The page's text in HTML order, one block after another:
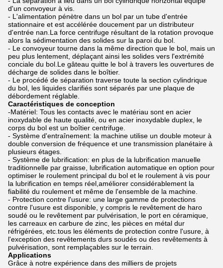
d'un convoyeur à vis.
- L'alimentation pénètre dans un bol par un tube d'entrée
stationnaire et est accélérée doucement par un distributeur
d'entrée nan.La force centrifuge résultant de la rotation provoque
alors la sédimentation des solides sur la paroi du bol.
- Le convoyeur tourne dans la même direction que le bol, mais un
peu plus lentement, déplaçant ainsi les solides vers l'extrémité
conciale du bol.Le gâteau quitte le bol à travers les ouvertures de
décharge de solides dans le boîtier.
- Le procédé de séparation traverse toute la section cylindrique
du bol, les liquides clarifiés sont séparés par une plaque de
débordement réglable.
Caractéristiques de conception
-Matériel: Tous les contacts avec le matériau sont en acier
inoxydable de haute qualité, ou en acier inoxydable duplex, le
corps du bol est un boîtier centrifuge.
- Système d'entraînement: la machine utilise un double moteur à
double conversion de fréquence et une transmission planétaire à
plusieurs étages.
- Système de lubrification: en plus de la lubrification manuelle
traditionnelle par graisse, lubrification automatique en option pour
optimiser le roulement principal du bol et le roulement à vis pour
la lubrification en temps réel,améliorer considérablement la
fiabilité du roulement et même de l'ensemble de la machine.
- Protection contre l'usure: une large gamme de protections
contre l'usure est disponible, y compris le revêtement de haro
soudé ou le revêtement par pulvérisation, le port en céramique,
les carreaux en carbure de zinc, les pièces en métal dur
réfrigérées, etc.tous les éléments de protection contre l'usure, à
l'exception des revêtements durs soudés ou des revêtements à
pulvérisation, sont remplaçables sur le terrain.
Applications
Grâce à notre expérience dans des milliers de projets